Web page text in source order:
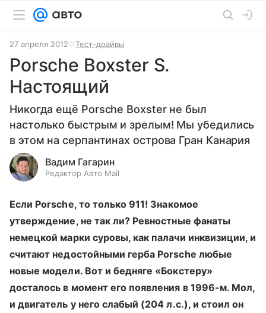
27 апреля 2012 Тест-драйвы
Porsche Boxster S.
Настоящий
Никогда ещё Porsche Boxster не был
настолько быстрым и зрелым! Мы убедились
в этом на серпантинах острова Гран Канария
Вадим Гагарин
Редактор Авто Mail
Если Porsche, то только 911! Знакомое
утверждение, не так ли? Ревностные фанаты
немецкой марки суровы, как палачи инквизиции, и
считают недостойными герба Porsche любые
новые модели. Вот и бедняге «Бокстеру»
досталось в момент его появления в 1996-м. Мол,
и двигатель у него слабый (204 л.с.), и стоил он